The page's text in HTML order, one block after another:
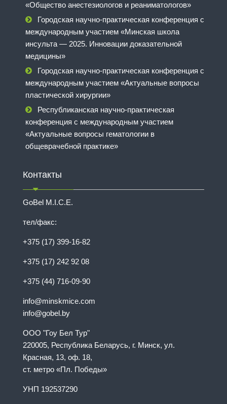
«Общество анестезиологов и реаниматологов»
Городская научно-практическая конференция с
международным участием «Минская школа
инсульта — 2025. Инновации доказательной
медицины»
Городская научно-практическая конференция с
международным участием «Актуальные вопросы
пластической хирургии»
Республиканская научно-практическая
конференция с международным участием
«Актуальные вопросы гематологии в
общеврачебной практике»
Контакты
GoBel M.I.C.E.
тел/факс:
+375 (17) 399-16-82
+375 (17) 242 92 08
+375 (44) 716-09-90
info@minskmice.com
info@gobel.by
ООО "Гоу Бел Тур"
220005, Республика Беларусь, г. Минск, ул.
Красная, 13, оф. 18,
ст. метро «Пл. Победы»
УНП 192537290